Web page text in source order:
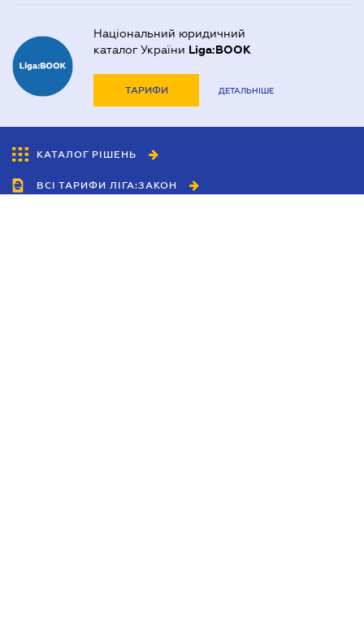
Національний юридичний
каталог України Liga:BOOK
ТАРИФИ ДЕТАЛЬНІШЕ
КАТАЛОГ РІШЕНЬ
ВСІ ТАРИФИ ЛІГА:ЗАКОН